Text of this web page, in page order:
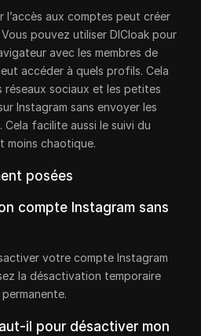
l’accès aux comptes peut créer
pouvez utiliser DICloak pour
avec les membres de
accéder à quels profils. Cela
réseaux sociaux et les petites
Instagram sans envoyer les
facilite aussi le suivi du
moins chaotique.
posées
compte Instagram sans
votre compte Instagram
la désactivation temporaire
il pour désactiver mon